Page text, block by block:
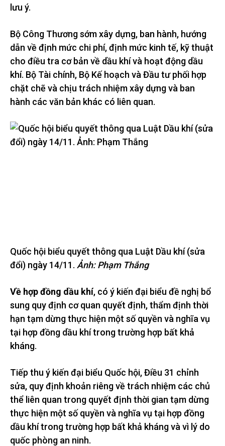
lưu ý.
Bộ Công Thương sớm xây dựng, ban hành, hướng
dẫn về định mức chi phí, định mức kinh tế, kỹ thuật
cho điều tra cơ bản về dầu khí và hoạt động dầu
khí. Bộ Tài chính, Bộ Kế hoạch và Đầu tư phối hợp
chặt chẽ và chịu trách nhiệm xây dựng và ban
hành các văn bản khác có liên quan.
Quốc hội biểu quyết thông qua Luật Dầu khí (sửa
đổi) ngày 14/11. Ảnh: Phạm Thắng
Về hợp đồng dầu khí, có ý kiến đại biểu đề nghị bổ
sung quy định cơ quan quyết định, thẩm định thời
hạn tạm dừng thực hiện một số quyền và nghĩa vụ
tại hợp đồng dầu khí trong trường hợp bất khả
kháng.
Tiếp thu ý kiến đại biểu Quốc hội, Điều 31 chỉnh
sửa, quy định khoản riêng về trách nhiệm các chủ
thể liên quan trong quyết định thời gian tạm dừng
thực hiện một số quyền và nghĩa vụ tại hợp đồng
dầu khí trong trường hợp bất khả kháng và vì lý do
quốc phòng an ninh.